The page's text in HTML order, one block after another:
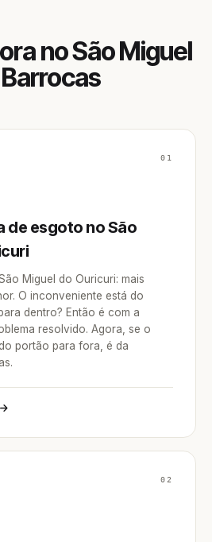
no São Miguel
01
de esgoto no São
Miguel do Ouricuri: mais
O inconveniente está do
dentro? Então é com a
resolvido. Agora, se o
portão para fora, é da
02